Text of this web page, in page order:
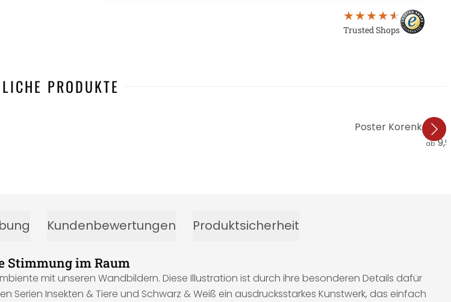
Trusted Shops
PRODUKTE
Poster Korenkova -
ab
Kundenbewertungen Produktsicherheit
Stimmung im Raum
mit unseren Wandbildern. Diese Illustration ist durch ihre besonderen Details dafür
Serien Insekten & Tiere und Schwarz & Weiß ein ausdrucksstarkes Kunstwerk, das einfach